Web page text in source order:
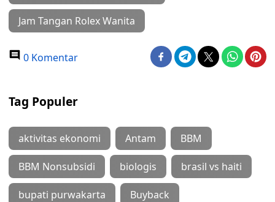
Jam Tangan Rolex Wanita
0 Komentar
Tag Populer
aktivitas ekonomi Antam BBM
BBM Nonsubsidi biologis brasil vs haiti
bupati purwakarta Buyback